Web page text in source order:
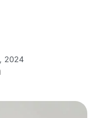
2024